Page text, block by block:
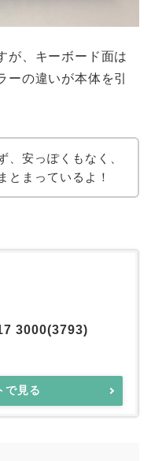
が、キーボード面は
の違いが本体を引
、安っぽくもなく、
とまっているよ！
3000(3793)
で見る